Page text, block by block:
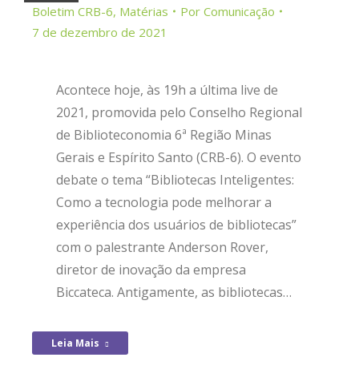
Boletim CRB-6, Matérias Por Comunicação
7 de dezembro de 2021
Acontece hoje, às 19h a última live de
2021, promovida pelo Conselho Regional
de Biblioteconomia 6ª Região Minas
Gerais e Espírito Santo (CRB-6). O evento
debate o tema “Bibliotecas Inteligentes:
Como a tecnologia pode melhorar a
experiência dos usuários de bibliotecas”
com o palestrante Anderson Rover,
diretor de inovação da empresa
Biccateca. Antigamente, as bibliotecas…
Leia Mais